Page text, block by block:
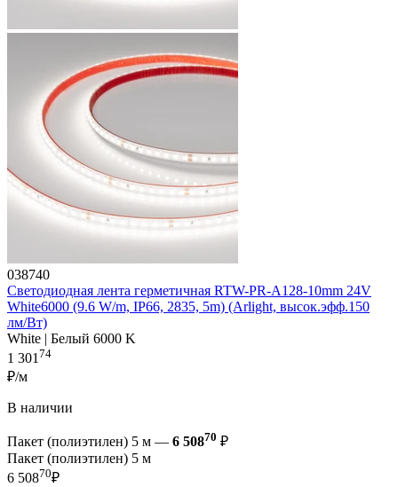
038740
Светодиодная лента герметичная RTW-PR-A128-10mm 24V
White6000 (9.6 W/m, IP66, 2835, 5m) (Arlight, высок.эфф.150
лм/Вт)
White | Белый 6000 K
1 301 74
₽/м
В наличии
Пакет (полиэтилен) 5 м — 6 50870 ₽
Пакет (полиэтилен) 5 м
6 50870₽